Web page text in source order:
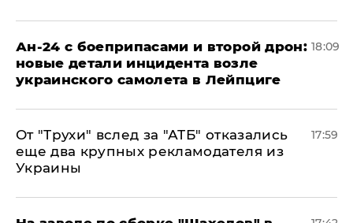
Ан-24 с боеприпасами и второй дрон:
новые детали инцидента возле
украинского самолета в Лейпциге
18:09
От "Трухи" вслед за "АТБ" отказались
еще два крупных рекламодателя из
Украины
17:59